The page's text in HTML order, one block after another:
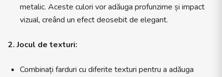
metalic. Aceste culori vor adăuga profunzime și impact
vizual, creând un efect deosebit de elegant.
2. Jocul de texturi:
Combinați farduri cu diferite texturi pentru a adăuga